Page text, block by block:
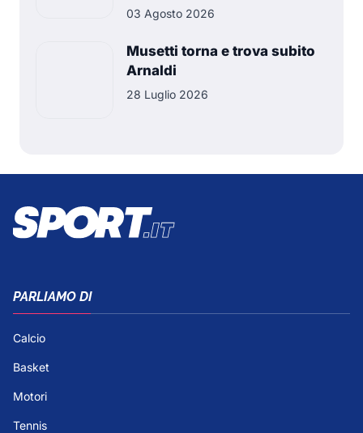
03 Agosto 2026
Musetti torna e trova subito
Arnaldi
28 Luglio 2026
PARLIAMO DI
Calcio
Basket
Motori
Tennis